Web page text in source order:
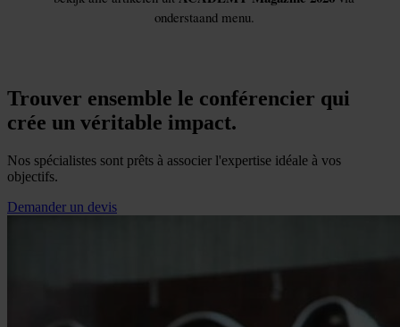
Trouver ensemble le conférencier qui
crée un véritable impact.
Nos spécialistes sont prêts à associer l'expertise idéale à vos
objectifs.
Demander un devis